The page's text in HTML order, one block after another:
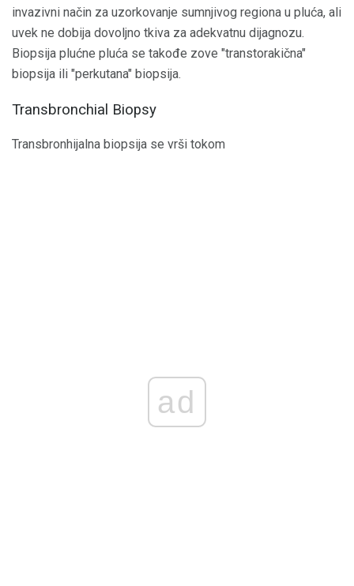
invazivni način za uzorkovanje sumnjivog regiona u pluća, ali
uvek ne dobija dovoljno tkiva za adekvatnu dijagnozu.
Biopsija plućne pluća se takođe zove "transtorakična"
biopsija ili "perkutana" biopsija.
Transbronchial Biopsy
Transbronhijalna biopsija se vrši tokom
ad